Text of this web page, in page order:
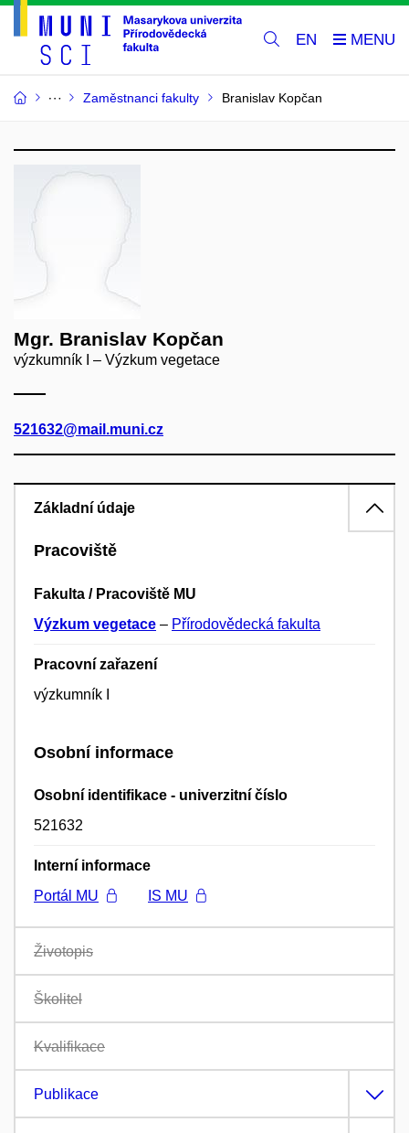
EN
Zaměstnanci fakulty Branislav Kopčan
Mgr. Branislav Kopčan
výzkumník I – Výzkum vegetace
521632@mail.muni.cz
Základní údaje
Pracoviště
Fakulta / Pracoviště MU
Výzkum vegetace – Přírodovědecká fakulta
Pracovní zařazení
výzkumník I
Osobní informace
Osobní identifikace - univerzitní číslo
521632
Interní informace
Portál MU
IS MU
Životopis
Školitel
Kvalifikace
Publikace